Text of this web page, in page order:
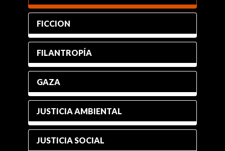
FICCION
FILANTROPÍA
GAZA
JUSTICIA AMBIENTAL
JUSTICIA SOCIAL